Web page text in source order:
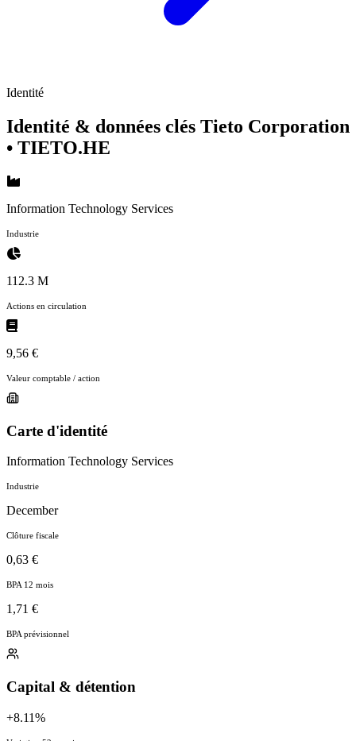
Identité
Identité & données clés Tieto Corporation
• TIETO.HE
Information Technology Services
Industrie
112.3 M
Actions en circulation
9,56 €
Valeur comptable / action
Carte d'identité
Information Technology Services
Industrie
December
Clôture fiscale
0,63 €
BPA 12 mois
1,71 €
BPA prévisionnel
Capital & détention
+8.11%